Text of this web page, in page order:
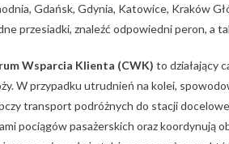
Gdańsk, Gdynia, Katowice, Kraków
przesiadki, znaleźć odpowiedni peron, a
Wsparcia Klienta (CWK) to działający
W przypadku utrudnień na kolei,
transport podróżnych do stacji
pociągów pasażerskich oraz koordynują